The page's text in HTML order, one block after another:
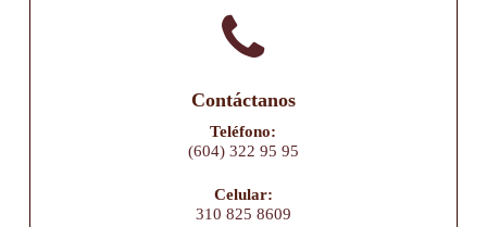
Contáctanos
Teléfono:
(604) 322 95 95
Celular:
310 825 8609